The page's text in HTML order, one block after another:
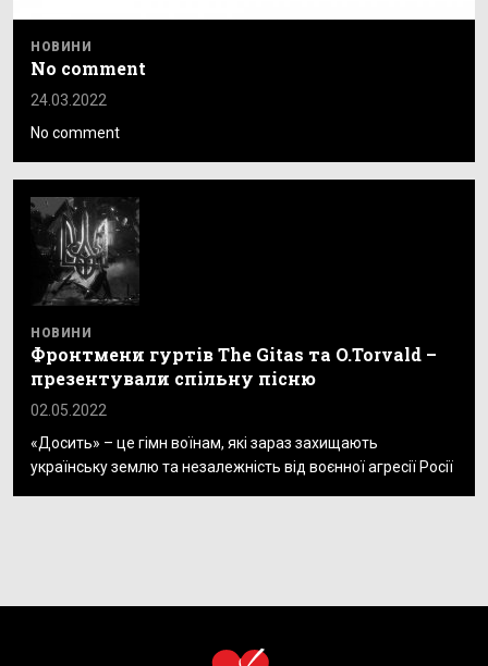
НОВИНИ
No comment
24.03.2022
No comment
НОВИНИ
Фронтмени гуртів The Gitas та O.Torvald –
презентували спільну пісню
02.05.2022
«Досить» – це гімн воїнам, які зараз захищають
українську землю та незалежність від воєнної агресії Росії